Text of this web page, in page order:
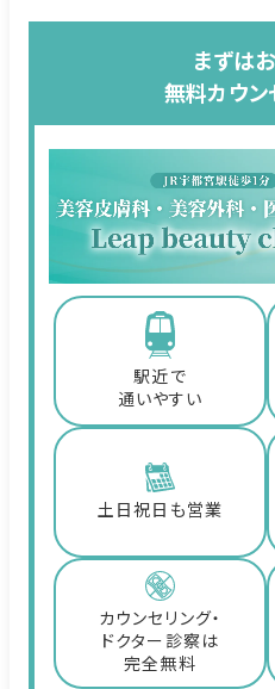
まずは
無料カウン
駅近で
通いやすい
土日祝日も営業
カウンセリング・
ドクター診察は
完全無料